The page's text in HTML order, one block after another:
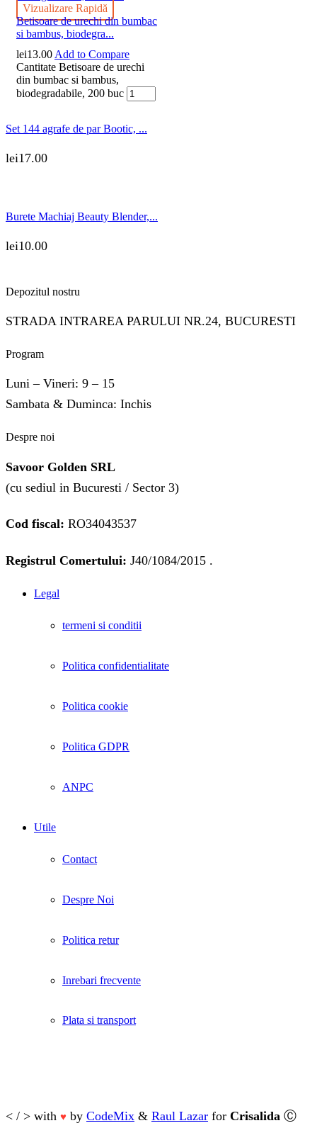
Vizualizare Rapidă
Betisoare de urechi din bumbac
si bambus, biodegra...
lei13.00 Add to Compare
Cantitate Betisoare de urechi
din bumbac si bambus,
biodegradabile, 200 buc
Set 144 agrafe de par Bootic, ...
lei17.00
Burete Machiaj Beauty Blender,...
lei10.00
Depozitul nostru
STRADA INTRAREA PARULUI NR.24, BUCURESTI
Program
Luni – Vineri: 9 – 15
Sambata & Duminca: Inchis
Despre noi
Savoor Golden SRL
(cu sediul in Bucuresti / Sector 3)
Cod fiscal: RO34043537
Registrul Comertului: J40/1084/2015 .
Legal
termeni si conditii
Politica confidentialitate
Politica cookie
Politica GDPR
ANPC
Utile
Contact
Despre Noi
Politica retur
Inrebari frecvente
Plata si transport
< / > with ♥ by CodeMix & Raul Lazar for Crisalida Ⓒ